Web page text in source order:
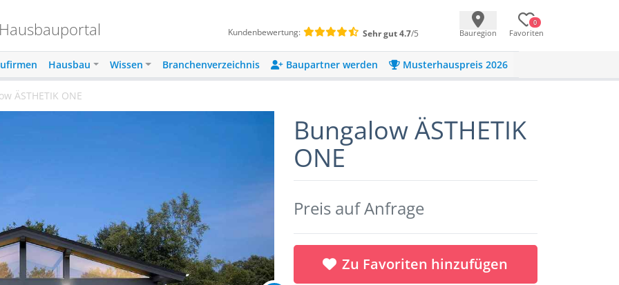
Kundenbewertung: Sehr gut4.7/5 Bauregion
0
Favoriten
Hausbau Wissen Branchenverzeichnis Baupartner werden Musterhauspreis 2026
ÄSTHETIK ONE
Bungalow ÄSTHETIK
ONE
Preis auf Anfrage
Zu Favoriten hinzufügen